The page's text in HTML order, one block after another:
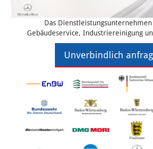
Das
Gebäudeservice, Industriereinigung
Unverbindlich